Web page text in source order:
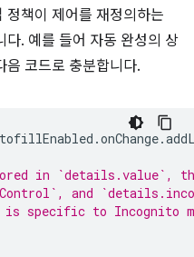
정책이 제어를 재정의하는
다. 예를 들어 자동 완성의 상
음 코드로 충분합니다.
.onChange.
in `details.value`,
and
specific to Incognito